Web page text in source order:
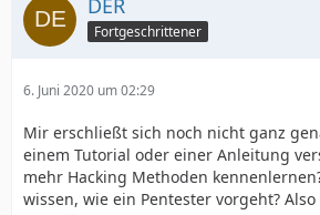
DER
Fortgeschrittener
6. Juni 2020 um 02:29
Mir erschließt sich noch nicht ganz
einem Tutorial oder einer Anleitung
mehr Hacking Methoden
wissen, wie ein Pentester vorgeht?